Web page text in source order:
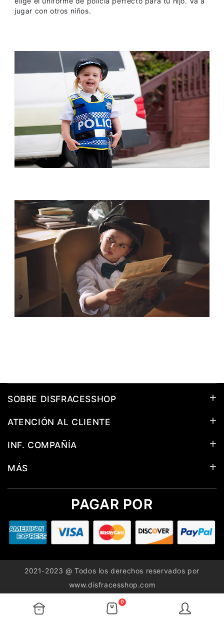
jugar con otros niños.
SOBRE DISFRACESSHOP
ATENCIÓN AL CLIENTE
INF. COMPAÑÍA
MÁS
PAGAR POR
2021-2023 @ Todos los derechos reservados por
www.disfracesshop.com
0